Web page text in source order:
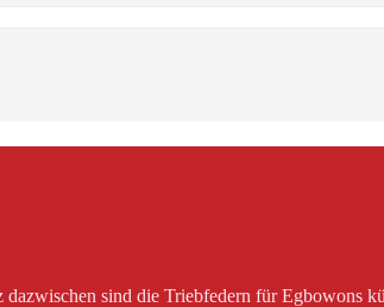
sind die Triebfedern für Egbowons